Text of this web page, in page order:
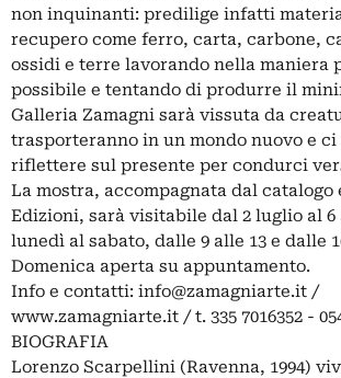
non inquinanti: predilige infatti
recupero come ferro, carta, carbone,
ossidi e terre lavorando nella maniera
possibile e tentando di produrre il
Galleria Zamagni sarà vissuta da
trasporteranno in un mondo nuovo e
riflettere sul presente per condurci
La mostra, accompagnata dal catalogo
Edizioni, sarà visitabile dal 2 luglio al 6
lunedì al sabato, dalle 9 alle 13 e dalle
Domenica aperta su appuntamento.
Info e contatti: info@zamagniarte.it /
www.zamagniarte.it / t. 335 7016352 -
BIOGRAFIA
Lorenzo Scarpellini (Ravenna, 1994)